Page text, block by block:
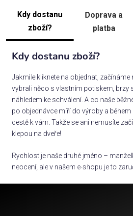
Kdy dostanu
zboží?
Doprava a
platba
Kdy dostanu zboží?
Jakmile kliknete na objednat, začínáme
vybrali něco s vlastním potiskem, brzy
náhledem ke schválení. A co naše
po objednávce míří do výroby a
cestě k vám. Takže se ani nemusíte
klepou na dveře!
Rychlost je naše druhé jméno –
neocení, ale v našem e-shopu je to